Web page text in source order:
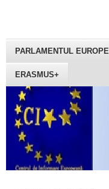
PARLAMENTUL
ERASMUS+